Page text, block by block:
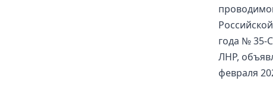
года № 35-
ЛНР,
февраля